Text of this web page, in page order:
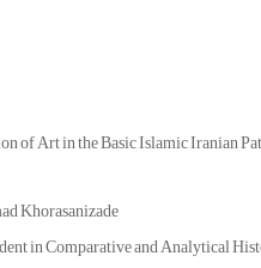
of Art in the Basic Islamic Iranian
Khorasanizade
in Comparative and Analytical